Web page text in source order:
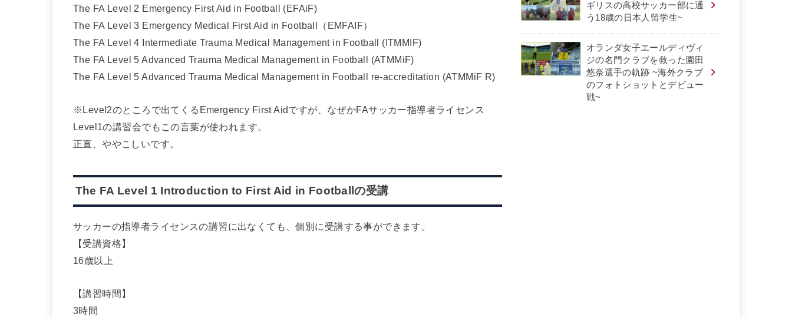
The FA Level 2 Emergency First Aid in Football (EFAiF)
The FA Level 3 Emergency Medical First Aid in Football（EMFAIF）
The FA Level 4 Intermediate Trauma Medical Management in Football (ITMMIF)
The FA Level 5 Advanced Trauma Medical Management in Football (ATMMiF)
The FA Level 5 Advanced Trauma Medical Management in Football re-accreditation (ATMMiF R)
※Level2のところで出てくるEmergency First Aidですが、なぜかFAサッカー指導者ライセンス
Level1の講習会でもこの言葉が使われます。
正直、ややこしいです。
The FA Level 1 Introduction to First Aid in Footballの受講
サッカーの指導者ライセンスの講習に出なくても、個別に受講する事ができます。
【受講資格】
16歳以上
【講習時間】
3時間
ギリスの高校サッカー部に通
う18歳の日本人留学生~
オランダ女子エールディヴィ
ジの名門クラブを救った園田
悠奈選手の軌跡 ~海外クラブ
のフォトショットとデビュー
戦~